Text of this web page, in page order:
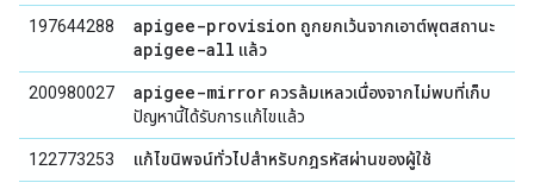
197644288 apigee-provision ถูกยกเว้นจากเอาต์พุตสถานะ
apigee-all แล้ว
200980027 apigee-mirror ควรล้มเหลวเนื่องจากไม่พบที่เก็บ
ปัญหานี้ได้รับการแก้ไขแล้ว
122773253 แก้ไขนิพจน์ทั่วไปสำหรับกฎรหัสผ่านของผู้ใช้